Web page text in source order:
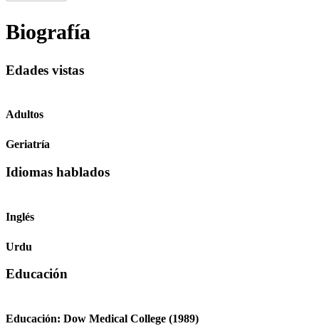
Biografía
Edades vistas
Adultos
Geriatría
Idiomas hablados
Inglés
Urdu
Educación
Educación: Dow Medical College (1989)